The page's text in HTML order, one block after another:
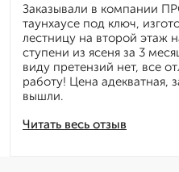
Читать весь отзыв
Заказывали в компании
таунхаусе под ключ,
лестницу на второй этаж
ступени из ясеня за 3
виду претензий нет, все
работу! Цена адекватная,
вышли.